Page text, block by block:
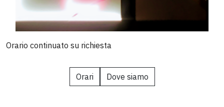
Orario continuato su richiesta
Orari Dove siamo